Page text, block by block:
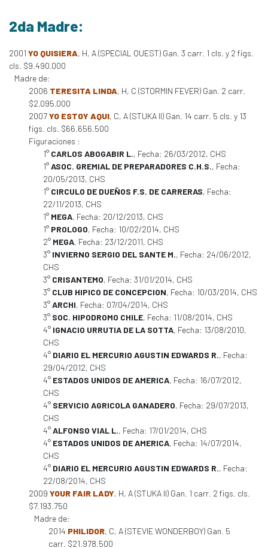
2da Madre:
2001 YO QUISIERA, H, A (SPECIAL QUEST) Gan. 3 carr. 1 cls. y 2 figs.
cls. $9.490.000
Madre de:
2006 TERESITA LINDA, H, C (STORMIN FEVER) Gan. 2 carr.
$2.095.000
2007YO ESTOY AQUI, C, A (STUKA II) Gan. 14 carr. 5 cls. y 13
figs. cls. $66.656.500
Figuraciones :
1° CARLOS ABOGABIR L., Fecha: 26/03/2012, CHS
1°ASOC. GREMIAL DE PREPARADORES C.H.S., Fecha:
20/05/2013, CHS
1° CIRCULO DE DUEÑOS F.S. DE CARRERAS, Fecha:
22/11/2013, CHS
1° MEGA, Fecha: 20/12/2013, CHS
1° PROLOGO, Fecha: 10/02/2014, CHS
2° MEGA, Fecha: 23/12/2011, CHS
3° INVIERNO SERGIO DEL SANTE M., Fecha: 24/06/2012,
CHS
3° CRISANTEMO, Fecha: 31/01/2014, CHS
3° CLUB HIPICO DE CONCEPCION, Fecha: 10/03/2014, CHS
3°ARCHI, Fecha: 07/04/2014, CHS
3° SOC. HIPODROMO CHILE, Fecha: 11/08/2014, CHS
4° IGNACIO URRUTIA DE LA SOTTA, Fecha: 13/08/2010,
CHS
4° DIARIO EL MERCURIO AGUSTIN EDWARDS R., Fecha:
29/04/2012, CHS
4° ESTADOS UNIDOS DE AMERICA, Fecha: 16/07/2012,
CHS
4° SERVICIO AGRICOLA GANADERO, Fecha: 29/07/2013,
CHS
4°ALFONSO VIAL L., Fecha: 17/01/2014, CHS
4° ESTADOS UNIDOS DE AMERICA, Fecha: 14/07/2014,
CHS
4° DIARIO EL MERCURIO AGUSTIN EDWARDS R., Fecha:
22/08/2014, CHS
2009 YOUR FAIR LADY, H, A (STUKA II) Gan. 1 carr. 2 figs. cls.
$7.193.750
Madre de:
2014 PHILIDOR, C, A (STEVIE WONDERBOY) Gan. 5
carr. $21.978.500